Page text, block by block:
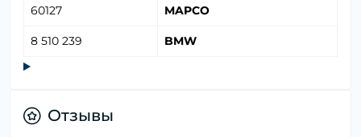
60127 MAPCO
8 510 239 BMW
Отзывы